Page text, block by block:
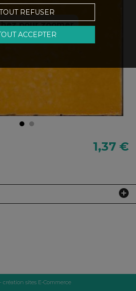
pour zoomer
1,37 €
REFUSER
ACCEPTER
création sites E-Commerce